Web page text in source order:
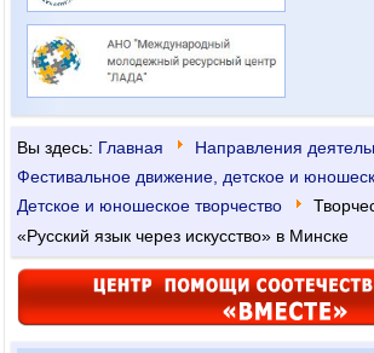
Вы здесь: Главная
Направления
Фестивальное движение, детское и
Детское и юношеское творчество
«Русский язык через искусство» в Минске